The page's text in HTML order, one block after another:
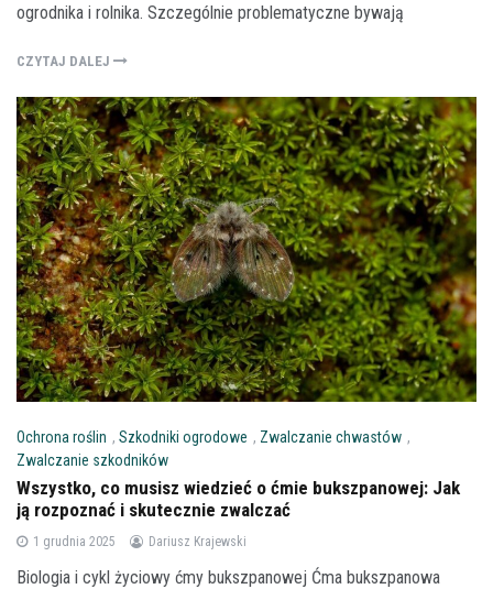
ogrodnika i rolnika. Szczególnie problematyczne bywają
CZYTAJ DALEJ
Ochrona roślin , Szkodniki ogrodowe , Zwalczanie chwastów ,
Zwalczanie szkodników
Wszystko, co musisz wiedzieć o ćmie bukszpanowej: Jak
ją rozpoznać i skutecznie zwalczać
1 grudnia 2025 Dariusz Krajewski
Biologia i cykl życiowy ćmy bukszpanowej Ćma bukszpanowa